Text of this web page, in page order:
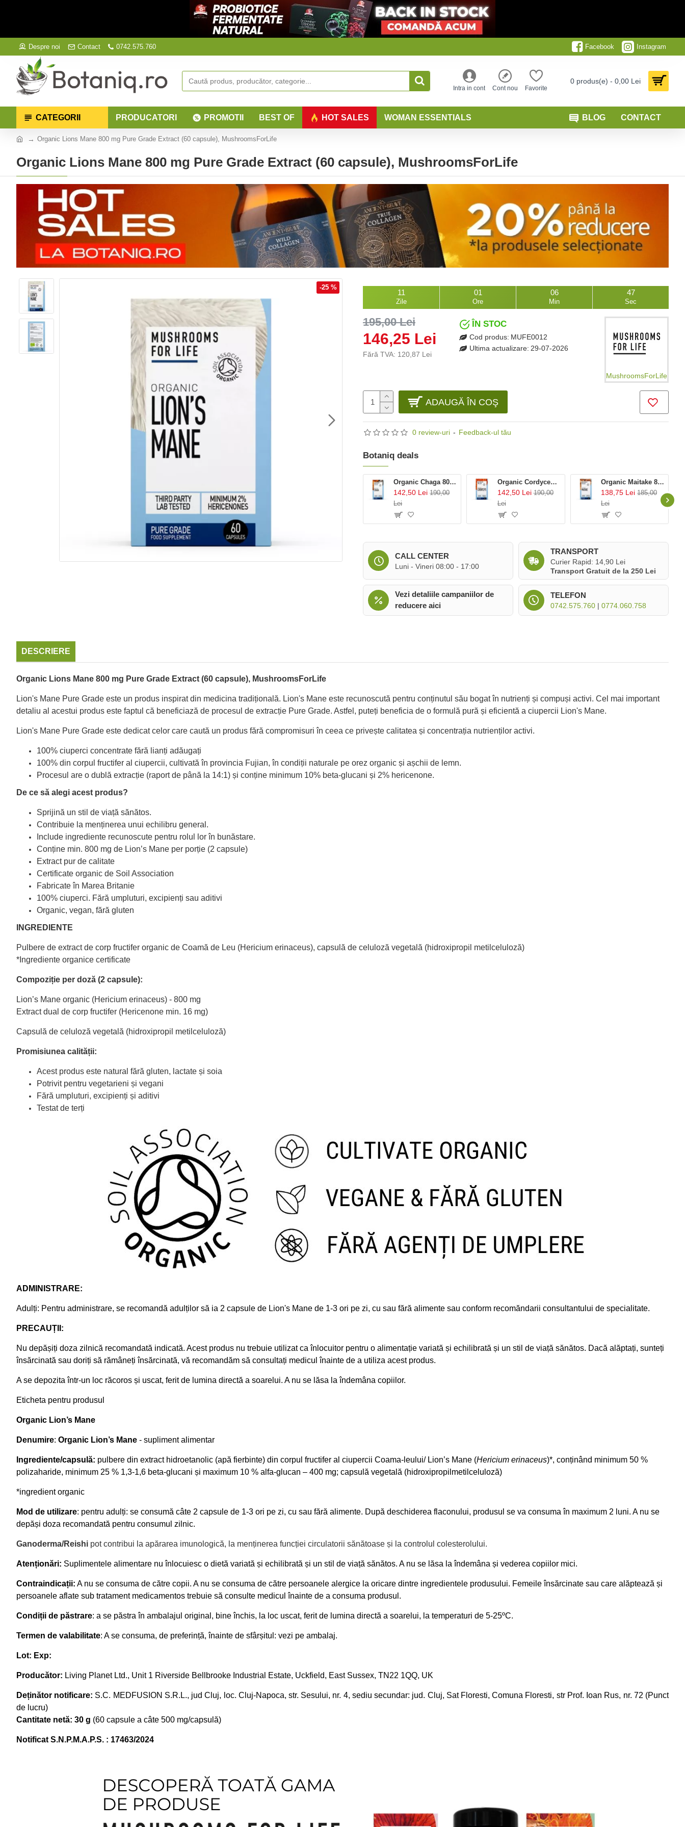
Despre noi Contact 0742.575.760 Facebook Instagram
Intra in cont Cont nou Favorite
0 produs(e) - 0,00 Lei
CATEGORII PRODUCATORI PROMOTII BEST OF HOT SALES WOMAN ESSENTIALS BLOG CONTACT
Organic Lions Mane 800 mg Pure Grade Extract (60 capsule), MushroomsForLife
Organic Lions Mane 800 mg Pure Grade Extract (60 capsule), MushroomsForLife
-25 %
0 review-uri - Feedback-ul tău
11
Zile
01
Ore
06
Min
45
Sec
195,00 Lei
146,25 Lei
Fără TVA: 120,87 Lei
ÎN STOC
Cod produs: MUFE0012
Ultima actualizare: 29-07-2026
MushroomsForLife
ADAUGĂ ÎN COŞ
CALL CENTER
Luni - Vineri 08:00 - 17:00
TRANSPORT
Curier Rapid: 14,90 Lei
Transport Gratuit de la 250 Lei
Vezi detaliile campaniilor de
reducere aici
TELEFON
0742.575.760| 0774.060.758
Botaniq deals
Organic Chaga 800 mg Pure Grade Extract (60 capsule), MushroomsForLife
142,50 Lei 190,00
Lei
Organic Cordyceps 800 mg Pure Grade Extract (60 capsule), MushroomsForLife
142,50 Lei 190,00
Lei
Organic Maitake 800 mg Pure Grade Extract (60 capsule), MushroomsForLife
138,75 Lei 185,00
Lei
DESCRIERE
Organic Lions Mane 800 mg Pure Grade Extract (60 capsule), MushroomsForLife
Lion's Mane Pure Grade este un produs inspirat din medicina tradițională. Lion's Mane este recunoscută pentru conținutul său bogat în nutrienți și compuși activi. Cel mai important
detaliu al acestui produs este faptul că beneficiază de procesul de extracție Pure Grade. Astfel, puteți beneficia de o formulă pură și eficientă a ciupercii Lion's Mane.
Lion's Mane Pure Grade este dedicat celor care caută un produs fără compromisuri în ceea ce privește calitatea și concentrația nutrienților activi.
100% ciuperci concentrate fără lianți adăugați
100% din corpul fructifer al ciupercii, cultivată în provincia Fujian, în condiții naturale pe orez organic și așchii de lemn.
Procesul are o dublă extracție (raport de până la 14:1) și conține minimum 10% beta-glucani și 2% hericenone.
De ce să alegi acest produs?
Sprijină un stil de viață sănătos.
Contribuie la menținerea unui echilibru general.
Include ingrediente recunoscute pentru rolul lor în bunăstare.
Conține min. 800 mg de Lion’s Mane per porție (2 capsule)
Extract pur de calitate
Certificate organic de Soil Association
Fabricate în Marea Britanie
100% ciuperci. Fără umpluturi, excipienți sau aditivi
Organic, vegan, fără gluten
INGREDIENTE
Pulbere de extract de corp fructifer organic de Coamă de Leu (Hericium erinaceus), capsulă de celuloză vegetală (hidroxipropil metilceluloză)
*Ingrediente organice certificate
Compoziție per doză (2 capsule):
Lion’s Mane organic (Hericium erinaceus) - 800 mg
Extract dual de corp fructifer (Hericenone min. 16 mg)
Capsulă de celuloză vegetală (hidroxipropil metilceluloză)
Promisiunea calității:
Acest produs este natural fără gluten, lactate și soia
Potrivit pentru vegetarieni și vegani
Fără umpluturi, excipienți și aditivi
Testat de terți
ADMINISTRARE:
Adulți: Pentru administrare, se recomandă adulților să ia 2 capsule de Lion's Mane de 1-3 ori pe zi, cu sau fără alimente sau conform recomăndarii consultantului de specialitate.
PRECAUȚII:
Nu depășiți doza zilnică recomandată indicată. Acest produs nu trebuie utilizat ca înlocuitor pentru o alimentație variată și echilibrată și un stil de viață sănătos. Dacă alăptați, sunteți
însărcinată sau doriți să rămâneți însărcinată, vă recomandăm să consultați medicul înainte de a utiliza acest produs.
A se depozita într-un loc răcoros și uscat, ferit de lumina directă a soarelui. A nu se lăsa la îndemâna copiilor.
Eticheta pentru produsul
Organic Lion’s Mane
Denumire: Organic Lion’s Mane - supliment alimentar
Ingrediente/capsulă: pulbere din extract hidroetanolic (apă fierbinte) din corpul fructifer al ciupercii Coama-leului/ Lion’s Mane (Hericium erinaceus)*, conținând minimum 50 %
polizaharide, minimum 25 % 1,3-1,6 beta-glucani și maximum 10 % alfa-glucan – 400 mg; capsulă vegetală (hidroxipropilmetilceluloză)
*ingredient organic
Mod de utilizare: pentru adulți: se consumă câte 2 capsule de 1-3 ori pe zi, cu sau fără alimente. După deschiderea flaconului, produsul se va consuma în maximum 2 luni. A nu se
depăși doza recomandată pentru consumul zilnic.
Ganoderma/Reishi pot contribui la apărarea imunologică, la menținerea funcției circulatorii sănătoase și la controlul colesterolului.
Atenționări: Suplimentele alimentare nu înlocuiesc o dietă variată și echilibrată și un stil de viață sănătos. A nu se lăsa la îndemâna și vederea copiilor mici.
Contraindicații: A nu se consuma de către copii. A nu se consuma de către persoanele alergice la oricare dintre ingredientele produsului. Femeile însărcinate sau care alăptează și
persoanele aflate sub tratament medicamentos trebuie să consulte medicul înainte de a consuma produsul.
Condiții de păstrare: a se păstra în ambalajul original, bine închis, la loc uscat, ferit de lumina directă a soarelui, la temperaturi de 5-25ºC.
Termen de valabilitate: A se consuma, de preferință, înainte de sfârșitul: vezi pe ambalaj.
Lot: Exp:
Producător: Living Planet Ltd., Unit 1 Riverside Bellbrooke Industrial Estate, Uckfield, East Sussex, TN22 1QQ, UK
Deținător notificare: S.C. MEDFUSION S.R.L., jud Cluj, loc. Cluj-Napoca, str. Sesului, nr. 4, sediu secundar: jud. Cluj, Sat Floresti, Comuna Floresti, str Prof. Ioan Rus, nr. 72 (Punct
de lucru)
Cantitate netă: 30 g (60 capsule a câte 500 mg/capsulă)
Notificat S.N.P.M.A.P.S. : 17463/2024